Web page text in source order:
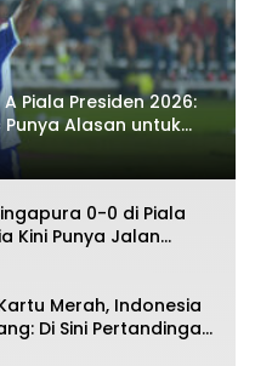
Piala Presiden 2026:
Alasan untuk
0-0 di Piala
Kini Punya Jalan
Merah, Indonesia
Di Sini Pertandingan